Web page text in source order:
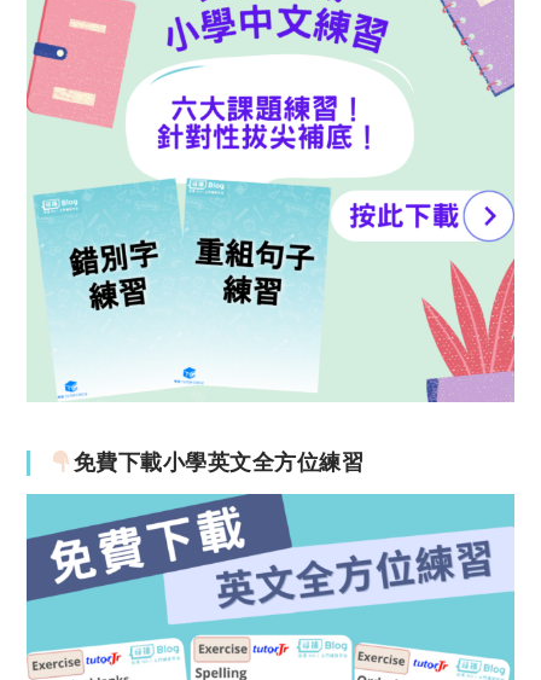
免費下載小學英文全方位練習